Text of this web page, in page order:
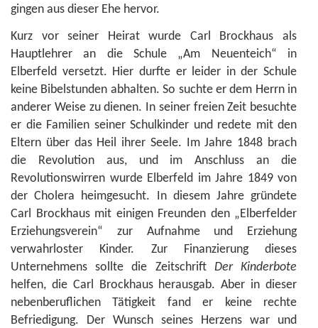
gingen aus dieser Ehe hervor.
Kurz vor seiner Heirat wurde Carl Brockhaus als
Hauptlehrer an die Schule „Am Neuenteich“ in
Elberfeld versetzt. Hier durfte er leider in der Schule
keine Bibelstunden abhalten. So suchte er dem Herrn in
anderer Weise zu dienen. In seiner freien Zeit besuchte
er die Familien seiner Schulkinder und redete mit den
Eltern über das Heil ihrer Seele. Im Jahre 1848 brach
die Revolution aus, und im Anschluss an die
Revolutionswirren wurde Elberfeld im Jahre 1849 von
der Cholera heimgesucht. In diesem Jahre gründete
Carl Brockhaus mit einigen Freunden den „Elberfelder
Erziehungsverein“ zur Aufnahme und Erziehung
verwahrloster Kinder. Zur Finanzierung dieses
Unternehmens sollte die Zeitschrift Der Kinderbote
helfen, die Carl Brockhaus herausgab. Aber in dieser
nebenberuflichen Tätigkeit fand er keine rechte
Befriedigung. Der Wunsch seines Herzens war und